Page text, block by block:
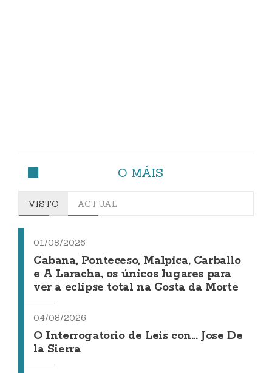
O MÁIS
VISTO ACTUAL
01/08/2026
Cabana, Ponteceso, Malpica, Carballo
e A Laracha, os únicos lugares para
ver a eclipse total na Costa da Morte
04/08/2026
O Interrogatorio de Leis con... Jose De
la Sierra